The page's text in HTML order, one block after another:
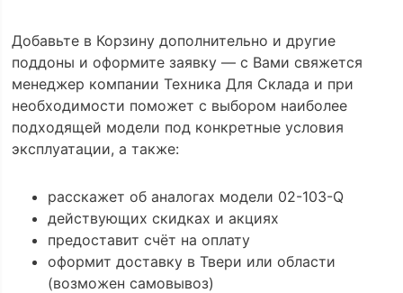
Добавьте в Корзину дополнительно и другие
поддоны и оформите заявку — с Вами свяжется
менеджер компании Техника Для Склада и при
необходимости поможет с выбором наиболее
подходящей модели под конкретные условия
эксплуатации, а также:
расскажет об аналогах модели 02-103-Q
действующих скидках и акциях
предоставит счёт на оплату
оформит доставку в Твери или области
(возможен самовывоз)